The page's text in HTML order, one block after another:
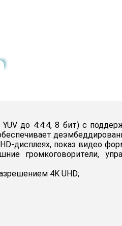
до 4:4:4, 8 бит) с
дисплеях, показ видео
громкоговорители,
4K UHD;